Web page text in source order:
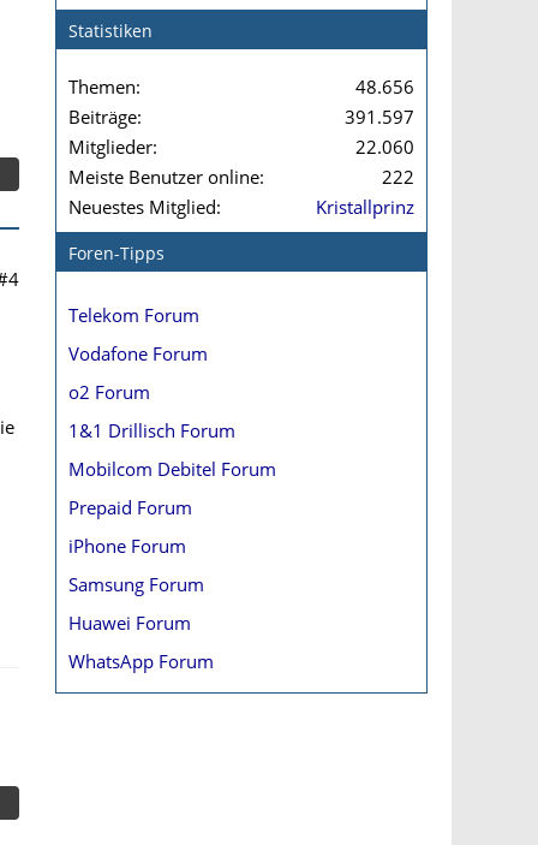
Statistiken
Themen
48.656
Beiträge
391.597
Mitglieder
22.060
Meiste Benutzer online
222
Neuestes Mitglied
Kristallprinz
Foren-Tipps
Telekom Forum
Vodafone Forum
o2 Forum
1&1 Drillisch Forum
Mobilcom Debitel Forum
Prepaid Forum
iPhone Forum
Samsung Forum
Huawei Forum
WhatsApp Forum